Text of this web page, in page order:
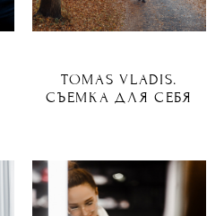
TOMAS VLADIS.
СЪЕМКА ДЛЯ СЕБЯ